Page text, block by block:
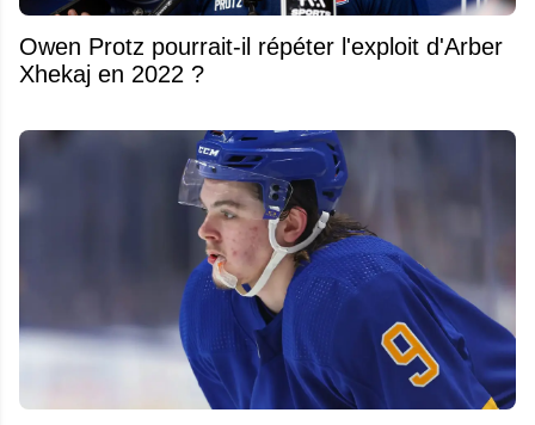
Owen Protz pourrait-il répéter l'exploit d'Arber
Xhekaj en 2022 ?